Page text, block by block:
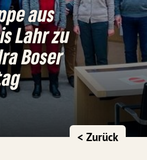
aus
Lahr zu
Boser
< Zurück